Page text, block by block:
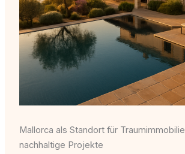
Mallorca als Standort für
nachhaltige Projekte